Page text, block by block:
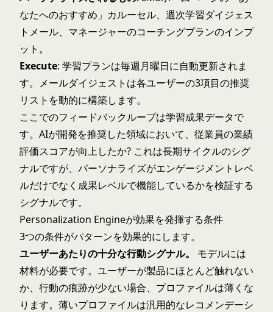
なたへのおすすめ」カルーセル、週次学習ダイジェス
トメール、マネージャーのコーチングプランのインプ
ット。
Execute: 学習プランは毎週月曜日に自動更新されま
す。メールダイジェストは各ユーザーの3項目の推奨
リストを動的に構築します。
ここでのフィードバックループは学習成果データで
す。AIが開発を推奨した領域において、従業員の業績
評価スコアが向上したか? これは長期サイクルのシグ
ナルですが、パーソナライズがエンゲージメントレベ
ルだけでなく成果レベルで機能しているかを検証する
シグナルです。
Personalization Engineが効果を発揮する条件
3つの条件がパターンを効果的にします。
ユーザーあたりの十分な行動シグナル。
モデルには
材料が必要です。ユーザーが製品にほとんど触れない
か、行動の痕跡が少ない場合、プロファイルは薄くな
ります。薄いプロファイルは汎用的なレコメンデーシ